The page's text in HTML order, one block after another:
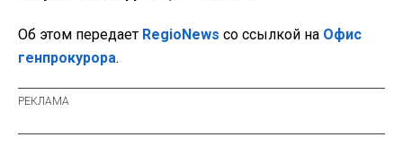
Об этом передает RegioNews со ссылкой на Офис
генпрокурора.